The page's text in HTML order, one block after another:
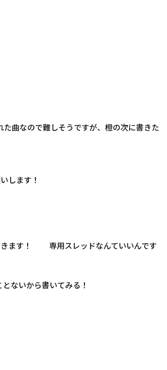
曲なので難しそうですが、橙の次に書きた
します！
きます！ 専用スレッドなんていいんです
ないから書いてみる！